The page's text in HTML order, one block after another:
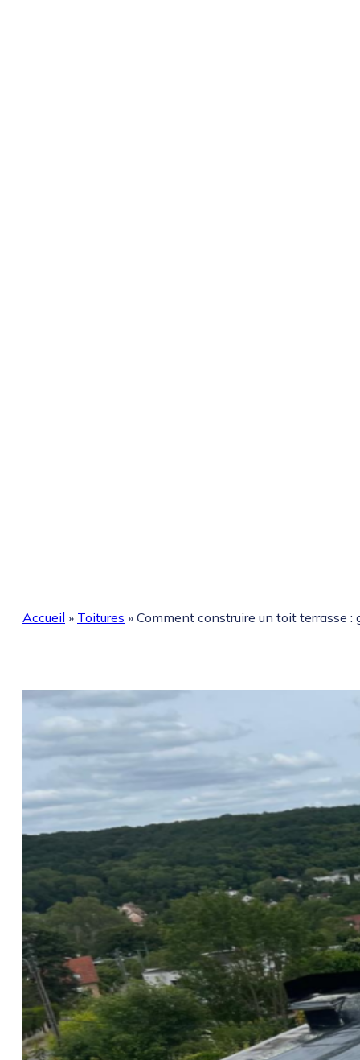
Accueil » Toitures » Comment construire un toit terrasse :